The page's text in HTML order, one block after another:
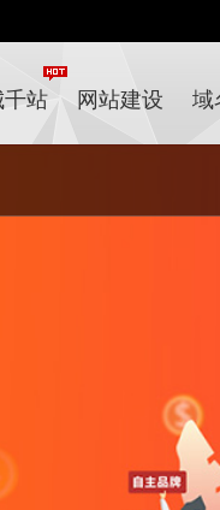
千站 网站建设 域